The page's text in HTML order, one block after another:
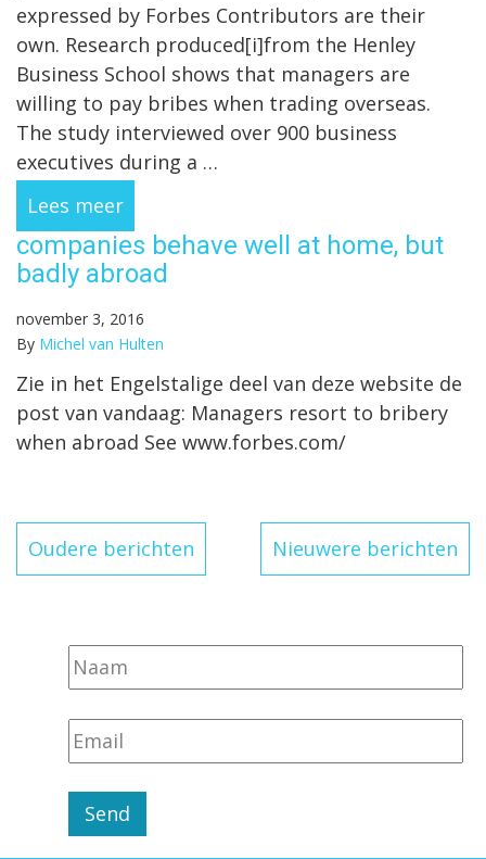
expressed by Forbes Contributors are their
own. Research produced[i]from the Henley
Business School shows that managers are
willing to pay bribes when trading overseas.
The study interviewed over 900 business
executives during a …
Lees meer
companies behave well at home, but
badly abroad
november 3, 2016
By Michel van Hulten
Zie in het Engelstalige deel van deze website de
post van vandaag: Managers resort to bribery
when abroad See www.forbes.com/
Berichten
navigatie
Oudere berichten Nieuwere berichten